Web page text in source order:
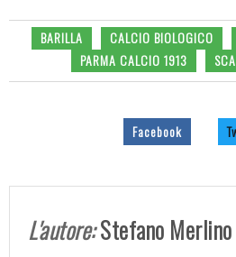
BARILLA CALCIO BIOLOGICO
PARMA CALCIO 1913
Facebook
L'autore:Stefano Merlino